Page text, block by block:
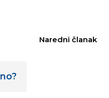
Naredni članak